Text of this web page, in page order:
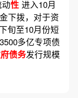
性进入10月
下拨，对于资
旬至10月份短
多亿专项债
债务发行规模